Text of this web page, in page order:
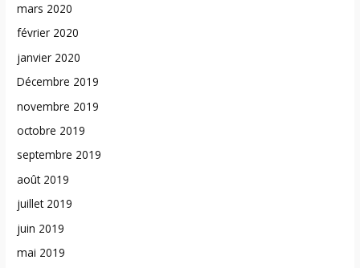
mars 2020
février 2020
janvier 2020
Décembre 2019
novembre 2019
octobre 2019
septembre 2019
août 2019
juillet 2019
juin 2019
mai 2019